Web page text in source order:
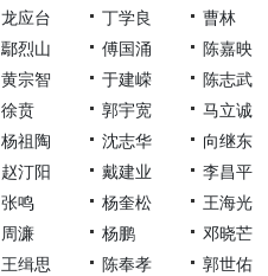
龙应台
丁学良
曹林
鄢烈山
傅国涌
陈嘉映
黄宗智
于建嵘
陈志武
徐贲
郭宇宽
马立诚
杨祖陶
沈志华
向继东
赵汀阳
戴建业
李昌平
张鸣
杨奎松
王海光
周濂
杨鹏
邓晓芒
王缉思
陈奉孝
郭世佑